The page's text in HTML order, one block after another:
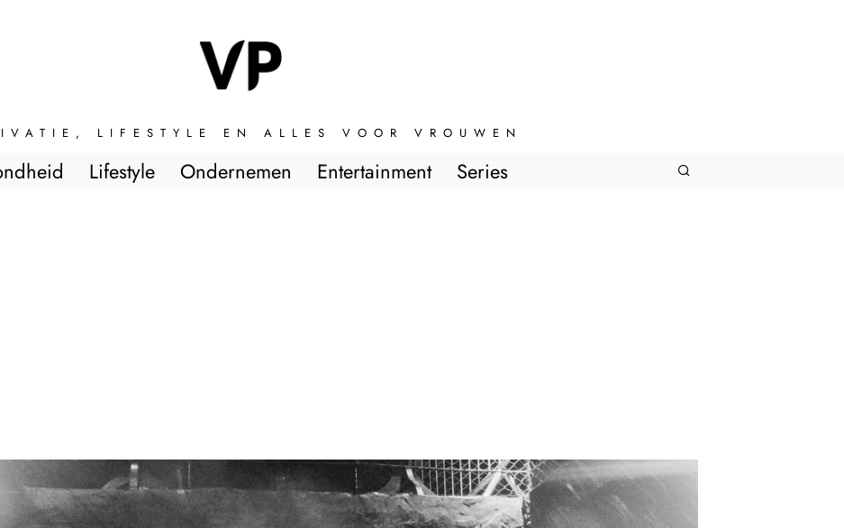
LIFESTYLE EN ALLES VOOR VROUWEN
Lifestyle Ondernemen Entertainment Series